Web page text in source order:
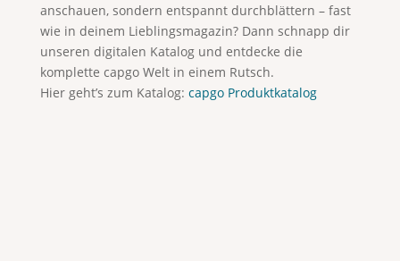
anschauen, sondern entspannt durchblättern – fast
wie in deinem Lieblingsmagazin? Dann schnapp dir
unseren digitalen Katalog und entdecke die
komplette capgo Welt in einem Rutsch.
Hier geht’s zum Katalog: capgo Produktkatalog